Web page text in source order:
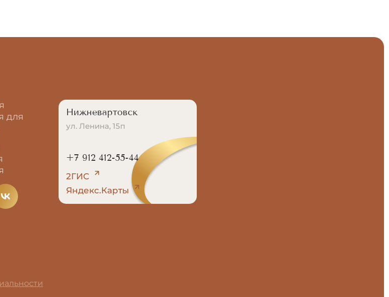
для
Нижневартовск
ул. Ленина, 15п
+7 912 412-55-44
2ГИС
Яндекс.Карты